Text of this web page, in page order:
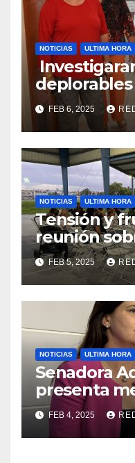
NOTICIAS ULTIMA HORA
deplorables
facilidades
de la Salud
FEB 6, 2025
NOTICIAS ULTIMA HORA
Tensión y
reunión
Reparto
FEB 5, 2025
NOTICIAS ULTIMA HORA
Senadora
presenta
violencia
FEB 4, 2025